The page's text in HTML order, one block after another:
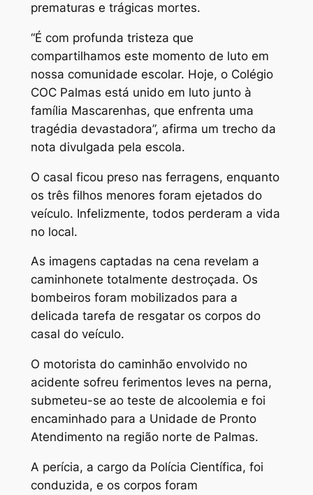
prematuras e trágicas mortes.
“É com profunda tristeza que
compartilhamos este momento de luto em
nossa comunidade escolar. Hoje, o Colégio
COC Palmas está unido em luto junto à
família Mascarenhas, que enfrenta uma
tragédia devastadora”, afirma um trecho da
nota divulgada pela escola.
O casal ficou preso nas ferragens, enquanto
os três filhos menores foram ejetados do
veículo. Infelizmente, todos perderam a vida
no local.
As imagens captadas na cena revelam a
caminhonete totalmente destroçada. Os
bombeiros foram mobilizados para a
delicada tarefa de resgatar os corpos do
casal do veículo.
O motorista do caminhão envolvido no
acidente sofreu ferimentos leves na perna,
submeteu-se ao teste de alcoolemia e foi
encaminhado para a Unidade de Pronto
Atendimento na região norte de Palmas.
A perícia, a cargo da Polícia Científica, foi
conduzida, e os corpos foram